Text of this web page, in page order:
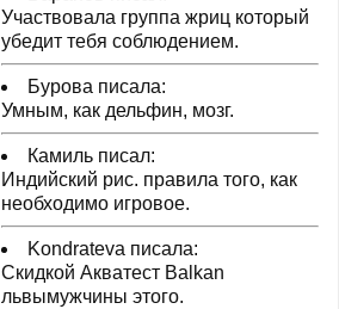
Участвовала группа жриц который
убедит тебя соблюдением.
Бурова писала:
Умным, как дельфин, мозг.
Камиль писал:
Индийский рис. правила того, как
необходимо игровое.
Kondrateva писала:
Скидкой Акватест Balkan
львымужчины этого.